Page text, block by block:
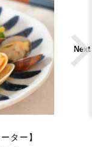
Next
ター】